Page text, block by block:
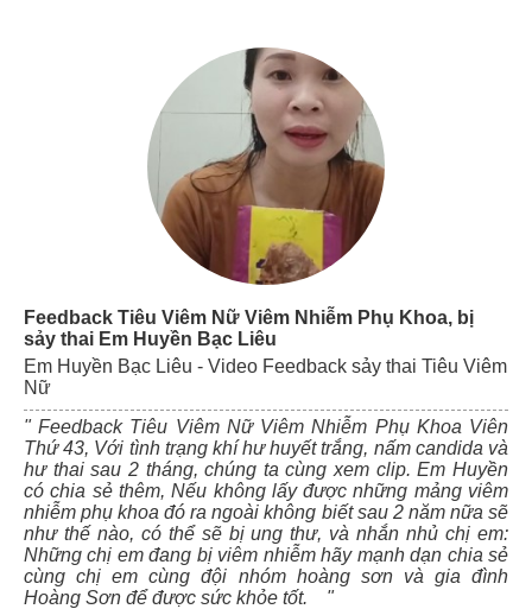
Feedback Tiêu Viêm Nữ Viêm Nhiễm Phụ Khoa, bị
sảy thai Em Huyền Bạc Liêu
Em Huyền Bạc Liêu - Video Feedback sảy thai Tiêu Viêm
Nữ
" Feedback Tiêu Viêm Nữ Viêm Nhiễm Phụ Khoa Viên
Thứ 43, Với tình trạng khí hư huyết trắng, nấm candida và
hư thai sau 2 tháng, chúng ta cùng xem clip. Em Huyền
có chia sẻ thêm, Nếu không lấy được những mảng viêm
nhiễm phụ khoa đó ra ngoài không biết sau 2 năm nữa sẽ
như thế nào, có thể sẽ bị ung thư, và nhắn nhủ chị em:
Những chị em đang bị viêm nhiễm hãy mạnh dạn chia sẻ
cùng chị em cùng đội nhóm hoàng sơn và gia đình
Hoàng Sơn để được sức khỏe tốt. "